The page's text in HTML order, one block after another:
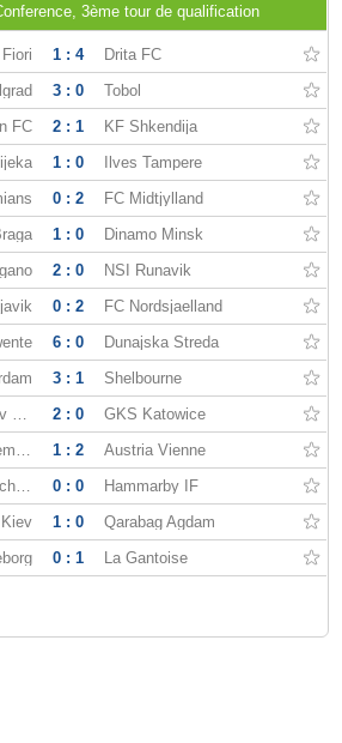
3ème tour de qualification
1 : 4 Drita FC
3 : 0 Tobol
FC 2 : 1 KF Shkendija
1 : 0 Ilves Tampere
0 : 2 FC Midtjylland
1 : 0 Dinamo Minsk
2 : 0 NSI Runavik
0 : 2 FC Nordsjaelland
6 : 0 Dunajska Streda
3 : 1 Shelbourne
Hapoël Tel-Aviv FC 2 : 0 GKS Katowice
Beitar Jérusalem FC 1 : 2 Austria Vienne
Raków Czestochowa 0 : 0 Hammarby IF
1 : 0 Qarabag Agdam
0 : 1 La Gantoise